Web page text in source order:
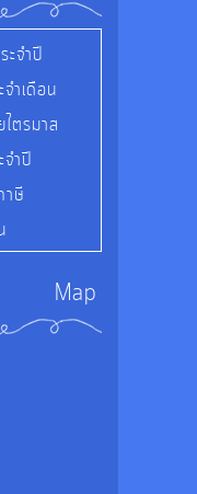
ะจำปี
ำเดือน
ตรมาส
จำปี
าษี
Map